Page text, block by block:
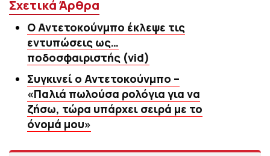
Σχετικά Άρθρα
Ο Αντετοκούνμπο έκλεψε τις
εντυπώσεις ως…
ποδοσφαιριστής (vid)
Συγκινεί ο Αντετοκούνμπο –
«Παλιά πωλούσα ρολόγια για να
ζήσω, τώρα υπάρχει σειρά με το
όνομά μου»